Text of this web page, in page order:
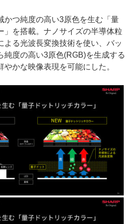
かつ純度の高い3原色を生む「量
」を搭載。ナノサイズの半導体粒
よる光波長変換技術を使い、バッ
純度の高い3原色(RGB)を生成する
やかな映像表現を可能にした。